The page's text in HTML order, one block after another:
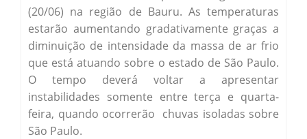
Alertas no Telegram
Alertas na sua Cidade
Chuva Bauru
Estação Meteorológica
Previsão Cidades
Modelo Global GFS
Laudos Meteorológicos
Treinamento
Solicitação de Dados
Agendamento de Visitas
Histórico
Saiba Mais
Notícias
Contato
Perguntas Frequentes
(20/06) na região de Bauru. As temperaturas
estarão aumentando gradativamente graças a
diminuição de intensidade da massa de ar frio
que está atuando sobre o estado de São Paulo.
O tempo deverá voltar a apresentar
instabilidades somente entre terça e quarta-
feira, quando ocorrerão chuvas isoladas sobre
São Paulo.